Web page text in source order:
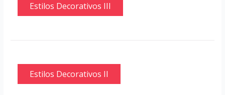
Estilos Decorativos III
Estilos Decorativos II